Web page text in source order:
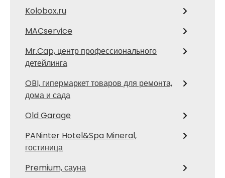
Kolobox.ru
MACservice
Mr.Cap, центр профессионального
детейлинга
OBI, гипермаркет товаров для ремонта,
дома и сада
Old Garage
PANinter Hotel&Spa Mineral,
гостиница
Premium, сауна